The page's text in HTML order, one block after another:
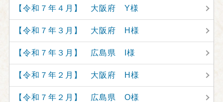
【令和７年４月】 大阪府 Y様
【令和７年３月】 大阪府 H様
【令和７年３月】 広島県 I様
【令和７年２月】 大阪府 H様
【令和７年２月】 広島県 O様